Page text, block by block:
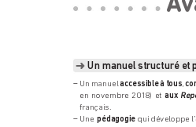
➜ Un manuel structuré et
– Un manuel accessible à tous,
en novembre 2018) et aux
français.
– Une pédagogie qui développe l’